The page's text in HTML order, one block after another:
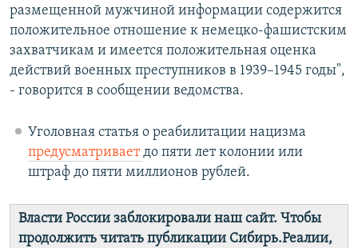
размещенной мужчиной информации содержится
положительное отношение к немецко-фашистским
захватчикам и имеется положительная оценка
действий военных преступников в 1939–1945 годы",
- говорится в сообщении ведомства.
Уголовная статья о реабилитации нацизма
предусматриваетдо пяти лет колонии или
штраф до пяти миллионов рублей.
Власти России заблокировали наш сайт. Чтобы
продолжить читать публикации Сибирь.Реалии,